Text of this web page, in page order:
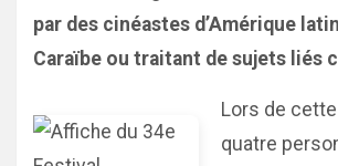
par des cinéastes d’Amérique
Caraïbe ou traitant de sujets liés
Lors de
quatre